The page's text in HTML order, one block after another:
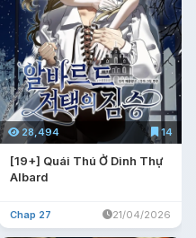
28,494 14
[19+] Quái Thú Ở Dinh Thự
Albard
Chap 27 21/04/2026